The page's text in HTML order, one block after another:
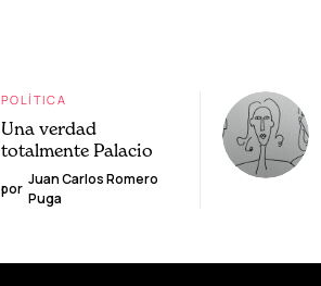
POLÍTICA
Una verdad
totalmente Palacio
por
Juan Carlos Romero
Puga